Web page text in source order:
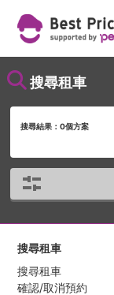
搜尋租車
搜尋結果：0個方案
搜尋租車
搜尋租車
確認/取消預約